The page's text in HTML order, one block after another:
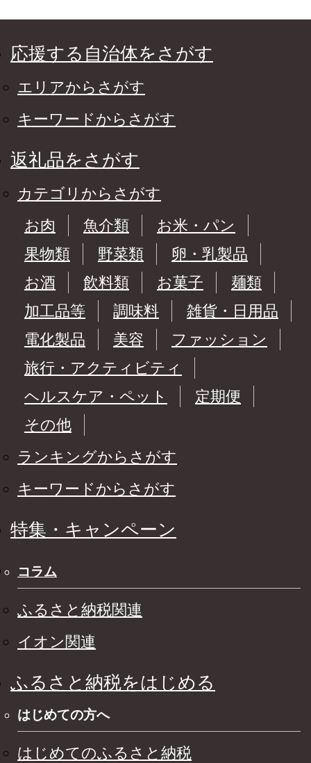
応援する自治体をさがす
エリアからさがす
キーワードからさがす
返礼品をさがす
カテゴリからさがす
お肉
魚介類
お米・パン
果物類
野菜類
卵・乳製品
お酒
飲料類 お菓子
麺類
加工品等
調味料
雑貨・日用品
電化製品
美容
ファッション
旅行・アクティビティ
ヘルスケア・ペット
定期便
その他
ランキングからさがす
キーワードからさがす
特集・キャンペーン
コラム
ふるさと納税関連
イオン関連
ふるさと納税をはじめる
はじめての方へ
はじめてのふるさと納税